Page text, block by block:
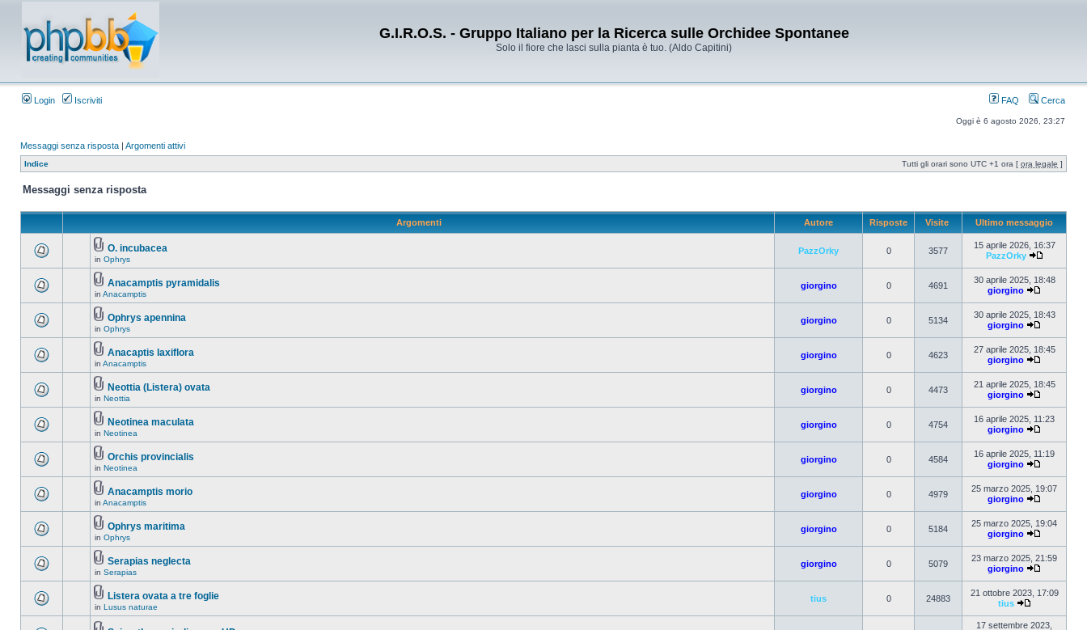
G.I.R.O.S. - Gruppo Italiano per la Ricerca sulle Orchidee Spontanee
Solo il fiore che lasci sulla pianta è tuo. (Aldo Capitini)
Login Iscriviti FAQ Cerca
Oggi è 6 agosto 2026, 23:27
Messaggi senza risposta | Argomenti attivi
Indice Tutti gli orari sono UTC +1 ora [ ora legale ]
Messaggi senza risposta
Argomenti Autore Risposte Visite Ultimo messaggio
O. incubacea
in Ophrys
PazzOrky 0 3577
15 aprile 2026, 16:37
PazzOrky
Anacamptis pyramidalis
in Anacamptis
giorgino 0 4691
30 aprile 2025, 18:48
giorgino
Ophrys apennina
in Ophrys
giorgino 0 5134
30 aprile 2025, 18:43
giorgino
Anacaptis laxiflora
in Anacamptis
giorgino 0 4623
27 aprile 2025, 18:45
giorgino
Neottia (Listera) ovata
in Neottia
giorgino 0 4473
21 aprile 2025, 18:45
giorgino
Neotinea maculata
in Neotinea
giorgino 0 4754
16 aprile 2025, 11:23
giorgino
Orchis provincialis
in Neotinea
giorgino 0 4584
16 aprile 2025, 11:19
giorgino
Anacamptis morio
in Anacamptis
giorgino 0 4979
25 marzo 2025, 19:07
giorgino
Ophrys maritima
in Ophrys
giorgino 0 5184
25 marzo 2025, 19:04
giorgino
Serapias neglecta
in Serapias
giorgino 0 5079
23 marzo 2025, 21:59
giorgino
Listera ovata a tre foglie
in Lusus naturae
tius 0 24883
21 ottobre 2023, 17:09
tius
17 settembre 2023,